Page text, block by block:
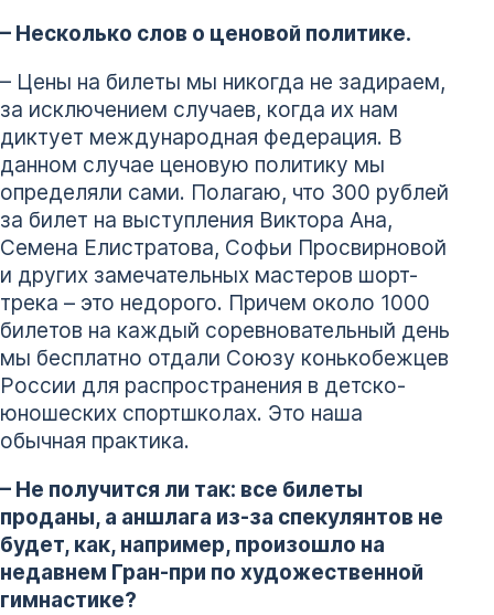
– Несколько слов о ценовой политике.
– Цены на билеты мы никогда не задираем,
за исключением случаев, когда их нам
диктует международная федерация. В
данном случае ценовую политику мы
определяли сами. Полагаю, что 300 рублей
за билет на выступления Виктора Ана,
Семена Елистратова, Софьи Просвирновой
и других замечательных мастеров шорт-
трека – это недорого. Причем около 1000
билетов на каждый соревновательный день
мы бесплатно отдали Союзу конькобежцев
России для распространения в детско-
юношеских спортшколах. Это наша
обычная практика.
– Не получится ли так: все билеты
проданы, а аншлага из-за спекулянтов не
будет, как, например, произошло на
недавнем Гран-при по художественной
гимнастике?